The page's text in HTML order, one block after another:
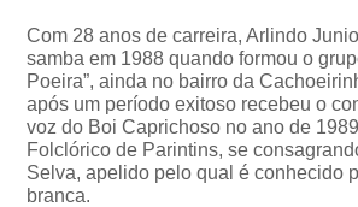
Com 28 anos de carreira, Arlindo
samba em 1988 quando formou o
Poeira”, ainda no bairro da
após um período exitoso recebeu o
voz do Boi Caprichoso no ano de
Folclórico de Parintins, se
Selva, apelido pelo qual é conhecido
branca.